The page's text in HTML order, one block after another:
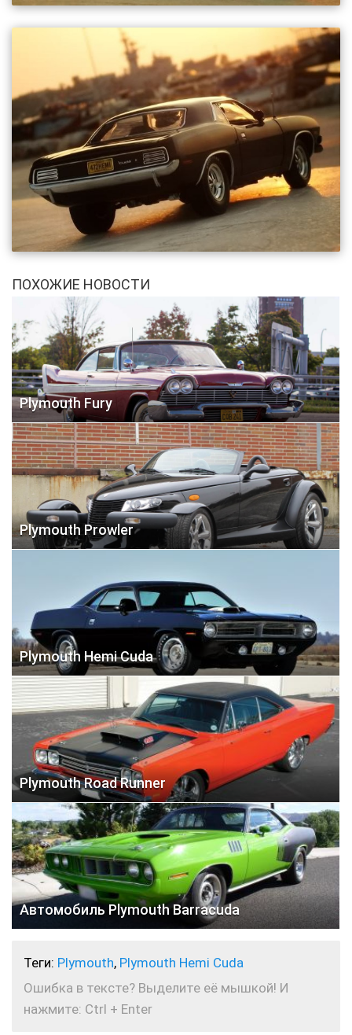
ПОХОЖИЕ НОВОСТИ
Plymouth Fury
Plymouth Prowler
Plymouth Hemi Cuda
Plymouth Road Runner
Автомобиль Plymouth Barracuda
Теги: Plymouth, Plymouth Hemi Cuda
Ошибка в тексте? Выделите её мышкой! И
нажмите: Ctrl + Enter